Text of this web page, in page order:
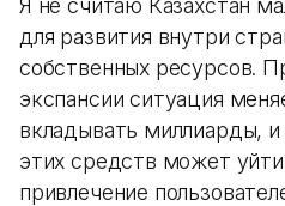
Я не считаю Казахстан
для развития внутри
собственных ресурсов.
экспансии ситуация
вкладывать миллиарды, и
этих средств может
привлечение